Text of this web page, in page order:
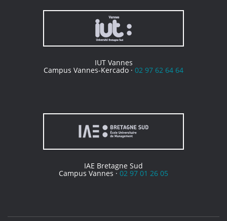
IUT Vannes
Campus Vannes-Kercado · 02 97 62 64 64
IAE Bretagne Sud
Campus Vannes · 02 97 01 26 05